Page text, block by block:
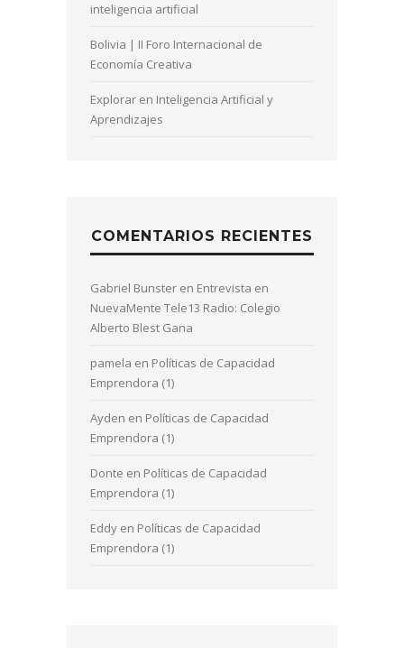
inteligencia artificial
Bolivia | II Foro Internacional de
Economía Creativa
Explorar en Inteligencia Artificial y
Aprendizajes
COMENTARIOS RECIENTES
Gabriel Bunster en Entrevista en
NuevaMente Tele13 Radio: Colegio
Alberto Blest Gana
pamela en Políticas de Capacidad
Emprendora (1)
Ayden en Políticas de Capacidad
Emprendora (1)
Donte en Políticas de Capacidad
Emprendora (1)
Eddy en Políticas de Capacidad
Emprendora (1)